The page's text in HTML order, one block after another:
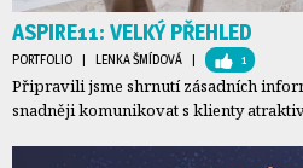
ASPIRE11: VELKÝ PŘEHLED
PORTFOLIO | LENKA ŠMÍDOVÁ | 1
Připravili jsme shrnutí zásadních
snadněji komunikovat s klienty